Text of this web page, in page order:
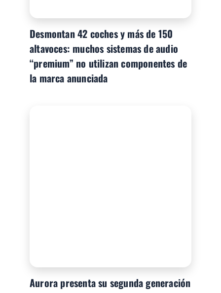
Desmontan 42 coches y más de 150
altavoces: muchos sistemas de audio
“premium” no utilizan componentes de
la marca anunciada
Aurora presenta su segunda generación